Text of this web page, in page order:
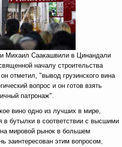
Михаил Саакашвили в Цинандали
началу строительства
отметил, "вывод грузинского вина
вопрос и он готов взять
патронаж".
вино одно из лучших в мире,
в бутылки в соответствии с высшими
мировой рынок в большем
заинтересован этим вопросом,